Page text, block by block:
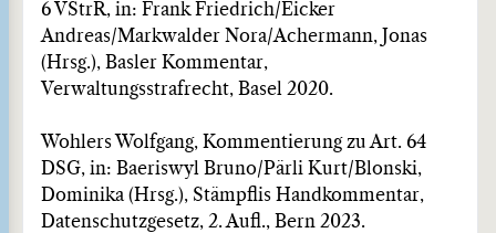
6 VStrR, in: Frank Friedrich/Eicker
Andreas/Markwalder Nora/Achermann, Jonas
(Hrsg.), Basler Kommentar,
Verwaltungsstrafrecht, Basel 2020.
Wohlers Wolfgang, Kommentierung zu Art. 64
DSG, in: Baeriswyl Bruno/Pärli Kurt/Blonski,
Dominika (Hrsg.), Stämpflis Handkommentar,
Datenschutzgesetz, 2. Aufl., Bern 2023.